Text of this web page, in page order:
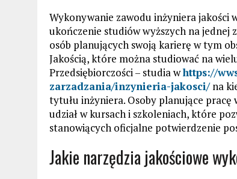
Wykonywanie zawodu inżyniera jakości
ukończenie studiów wyższych na jednej
osób planujących swoją karierę w tym
Jakością, które można studiować na
Przedsiębiorczości – studia whttps://
zarzadzania/inzynieria-jakosci/na
tytułu inżyniera. Osoby planujące
udział w kursach i szkoleniach, które
stanowiących oficjalne potwierdzenie
Jakie narzędzia jakościowe